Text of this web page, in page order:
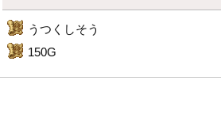
うつくしそう
150G